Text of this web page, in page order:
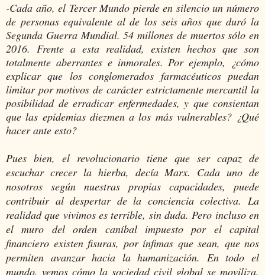
-Cada año, el Tercer Mundo pierde en silencio un número
de personas equivalente al de los seis años que duró la
Segunda Guerra Mundial. 54 millones de muertos sólo en
2016. Frente a esta realidad, existen hechos que son
totalmente aberrantes e inmorales. Por ejemplo, ¿cómo
explicar que los conglomerados farmacéuticos puedan
limitar por motivos de carácter estrictamente mercantil la
posibilidad de erradicar enfermedades, y que consientan
que las epidemias diezmen a los más vulnerables? ¿Qué
hacer ante esto?
Pues bien, el revolucionario tiene que ser capaz de
escuchar crecer la hierba, decía Marx. Cada uno de
nosotros según nuestras propias capacidades, puede
contribuir al despertar de la conciencia colectiva. La
realidad que vivimos es terrible, sin duda. Pero incluso en
el muro del orden caníbal impuesto por el capital
financiero existen fisuras, por ínfimas que sean, que nos
permiten avanzar hacia la humanización. En todo el
mundo, vemos cómo la sociedad civil global se moviliza,